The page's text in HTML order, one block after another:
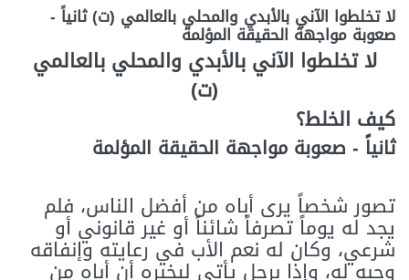
لا تخلطوا الآني بالأبدي والمحلي بالعالمي (ت) ثانياً -
صعوبة مواجهة الحقيقة المؤلمة
لا تخلطوا الآني بالأبدي والمحلي بالعالمي
(ت)
كيف الخلط؟
ثانياً - صعوبة مواجهة الحقيقة المؤلمة
تصور شخصاً يرى أباه من أفضل الناس، فلم
يجد له يوماً تصرفاً شائناً أو غير قانوني أو
شرعي، وكان له نعم الأب في رعايته وإنفاقه
وحبه له، وإذا برجل يأتي ليخبره أن أباه من